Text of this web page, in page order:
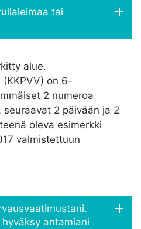
tai
alue.
on 6-
2 numeroa
2 päivään ja 2
oleva esimerkki
valmistettuun
antamiani